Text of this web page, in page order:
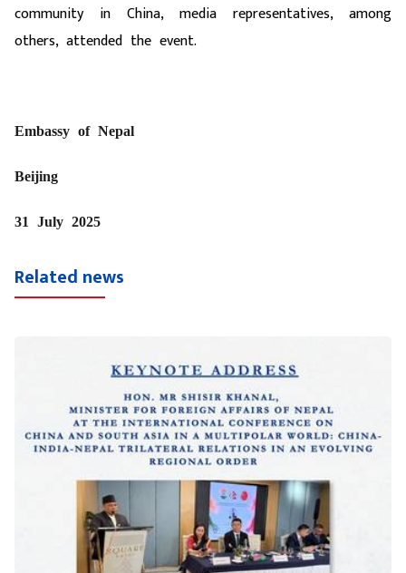
community in China, media representatives, among
others, attended the event.
Embassy of Nepal
Beijing
31 July 2025
Related news